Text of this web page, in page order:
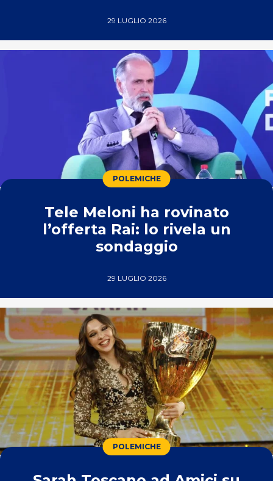
29 LUGLIO 2026
POLEMICHE
Tele Meloni ha rovinato
l’offerta Rai: lo rivela un
sondaggio
29 LUGLIO 2026
POLEMICHE